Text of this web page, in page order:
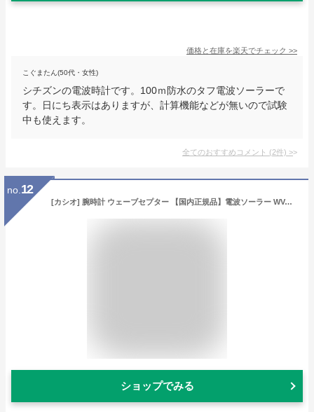
価格と在庫を楽天でチェック >>
こぐまたん(50代・女性)
シチズンの電波時計です。100ｍ防水のタフ電波ソーラーで
す。日にち表示はありますが、計算機能などが無いので試験
中も使えます。
全てのおすすめコメント (2件) >
no. 12
[カシオ] 腕時計 ウェーブセプター 【国内正規品】電波ソーラー WVA-M630D-2AJF メンズ シルバー
ショップでみる